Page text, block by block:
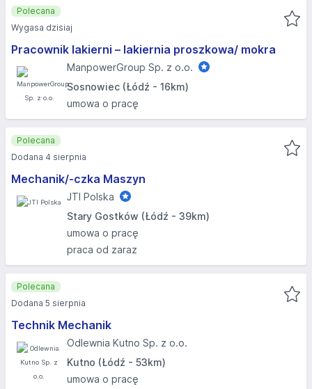
Pracownik lakierni – lakiernia proszkowa/ mokra
ManpowerGroup Sp. z o.o.
Sosnowiec (Łódź - 16km)
umowa o pracę
Polecana
Wygasa dzisiaj
Mechanik/-czka Maszyn
JTI Polska
Stary Gostków (Łódź - 39km)
umowa o pracę
praca od zaraz
Polecana
Dodana 4 sierpnia
Technik Mechanik
Odlewnia Kutno Sp. z o.o.
Kutno (Łódź - 53km)
umowa o pracę
Polecana
Dodana 5 sierpnia